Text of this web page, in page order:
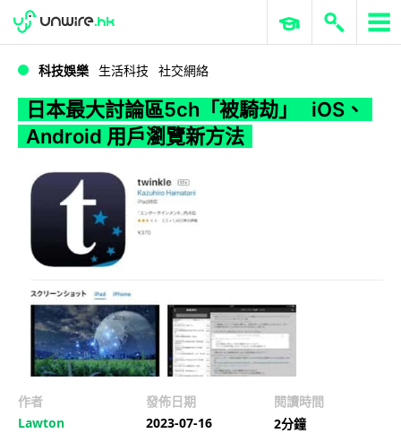
WWDC 2026 ERP 與商業 AI
科技娛樂 生活科技 社交網絡
日本最大討論區5ch「被騎劫」 iOS、
Android 用戶瀏覽新方法
作者
Lawton
發佈日期
2023-07-16
閱讀時間
2分鐘